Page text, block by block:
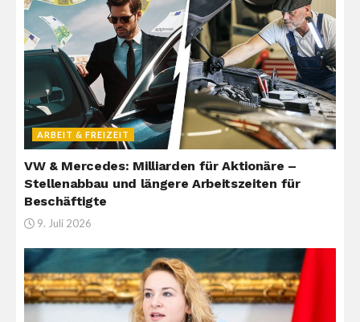
ARBEIT & FREIZEIT
VW & Mercedes: Milliarden für Aktionäre –
Stellenabbau und längere Arbeitszeiten für
Beschäftigte
9. Juli 2026